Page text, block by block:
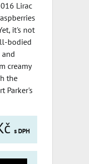
Lirac
it's not
bodied
creamy
the
Parker's
s DPH